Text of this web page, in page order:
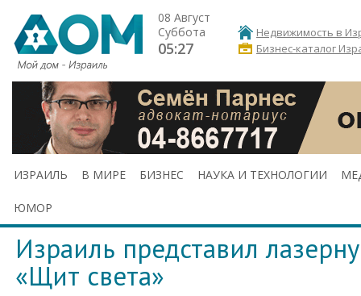
08 Август
Суббота
05:27
Недвижимость в
Бизнес-каталог
ИЗРАИЛЬ В МИРЕ БИЗНЕС НАУКА И ТЕХНОЛОГИИ
ЮМОР
Израиль представил
«Щит света»‎